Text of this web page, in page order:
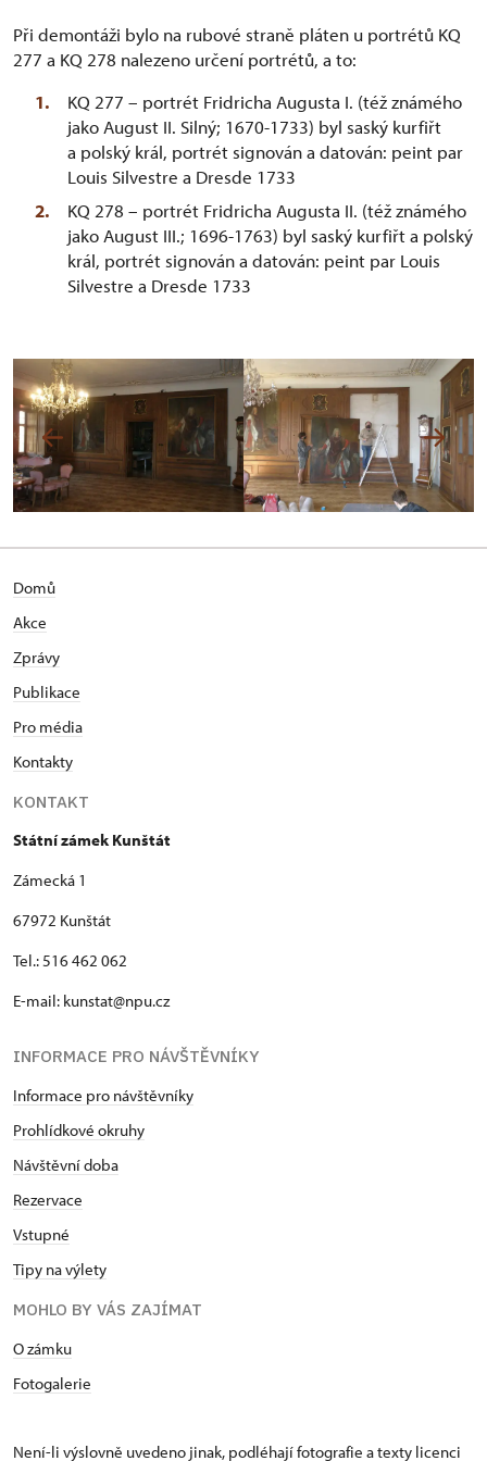
Při demontáži bylo na rubové straně pláten u portrétů KQ
277 a KQ 278 nalezeno určení portrétů, a to:
KQ 277 – portrét Fridricha Augusta I. (též známého
jako August II. Silný; 1670-1733) byl saský kurfiřt
a polský král, portrét signován a datován: peint par
Louis Silvestre a Dresde 1733
KQ 278 – portrét Fridricha Augusta II. (též známého
jako August III.; 1696-1763) byl saský kurfiřt a polský
král, portrét signován a datován: peint par Louis
Silvestre a Dresde 1733
Domů
Akce
Zprávy
Publikace
Pro média
Kontakty
KONTAKT
Státní zámek Kunštát
Zámecká 1
67972 Kunštát
Tel.: 516 462 062
E-mail: kunstat@npu.cz
INFORMACE PRO NÁVŠTĚVNÍKY
Informace pro návštěvníky
Prohlídkové okruhy
Návštěvní doba
Rezervace
Vstupné
Tipy na výlety
MOHLO BY VÁS ZAJÍMAT
O zámku
Fotogalerie
Není-li výslovně uvedeno jinak, podléhají fotografie a texty licenci